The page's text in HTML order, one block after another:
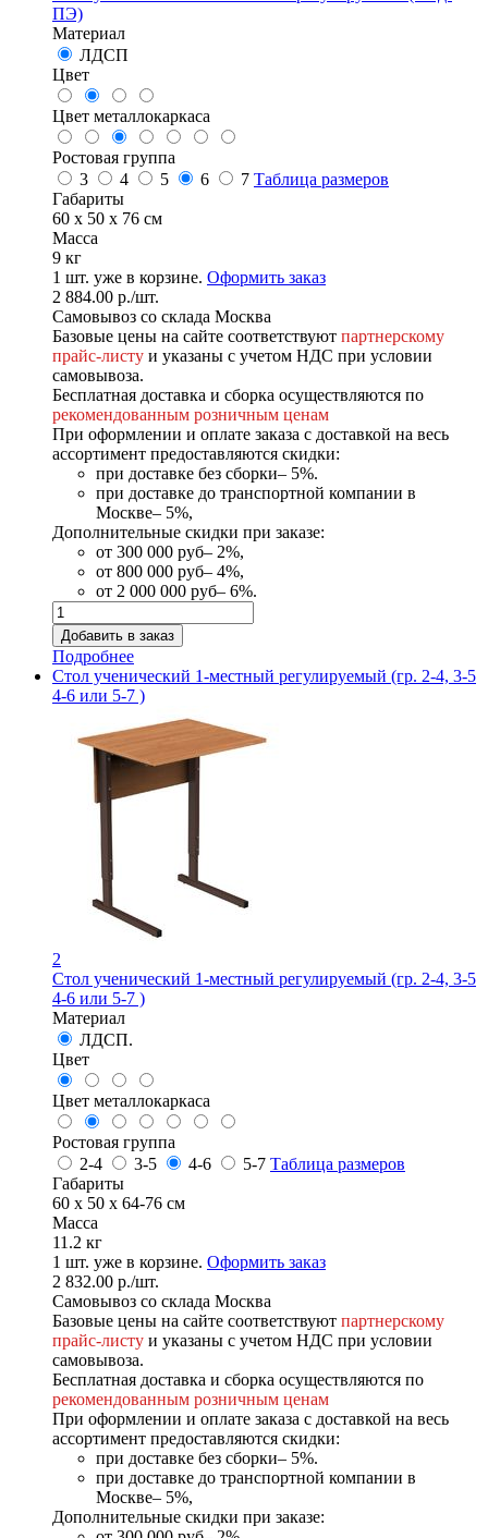
ПЭ)
Материал
ЛДСП
Цвет
Цвет металлокаркаса
Ростовая группа
3
4 5 6 7 Таблица размеров
Габариты
60 x 50 x 76 см
Масса
9 кг
1 шт. уже в корзине. Оформить заказ
2 884.00 р./шт.
Самовывоз со склада Москва
Базовые цены на сайте соответствуют партнерскому
прайс-листу и указаны с учетом НДС при условии
самовывоза.
Бесплатная доставка и сборка осуществляются по
рекомендованным розничным ценам
При оформлении и оплате заказа с доставкой на весь
ассортимент предоставляются скидки:
при доставке без сборки– 5%.
при доставке до транспортной компании в
Москве– 5%,
Дополнительные скидки при заказе:
от 300 000 руб– 2%,
от 800 000 руб– 4%,
от 2 000 000 руб– 6%.
Подробнее
Стол ученический 1-местный регулируемый (гр. 2-4, 3-5
4-6 или 5-7 )
2
Стол ученический 1-местный регулируемый (гр. 2-4, 3-5
4-6 или 5-7 )
Материал
ЛДСП.
Цвет
Цвет металлокаркаса
Ростовая группа
2-4
3-5 4-6 5-7 Таблица размеров
Габариты
60 x 50 x 64-76 см
Масса
11.2 кг
1 шт. уже в корзине. Оформить заказ
2 832.00 р./шт.
Самовывоз со склада Москва
Базовые цены на сайте соответствуют партнерскому
прайс-листу и указаны с учетом НДС при условии
самовывоза.
Бесплатная доставка и сборка осуществляются по
рекомендованным розничным ценам
При оформлении и оплате заказа с доставкой на весь
ассортимент предоставляются скидки:
при доставке без сборки– 5%.
при доставке до транспортной компании в
Москве– 5%,
Дополнительные скидки при заказе: